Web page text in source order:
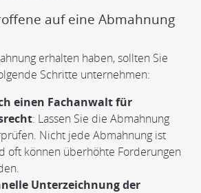
auf eine Abmahnung
erhalten haben, sollten Sie
Schritte unternehmen:
einen Fachanwalt für
: Lassen Sie die Abmahnung
Nicht jede Abmahnung ist
oft können überhöhte Forderungen
Unterzeichnung der